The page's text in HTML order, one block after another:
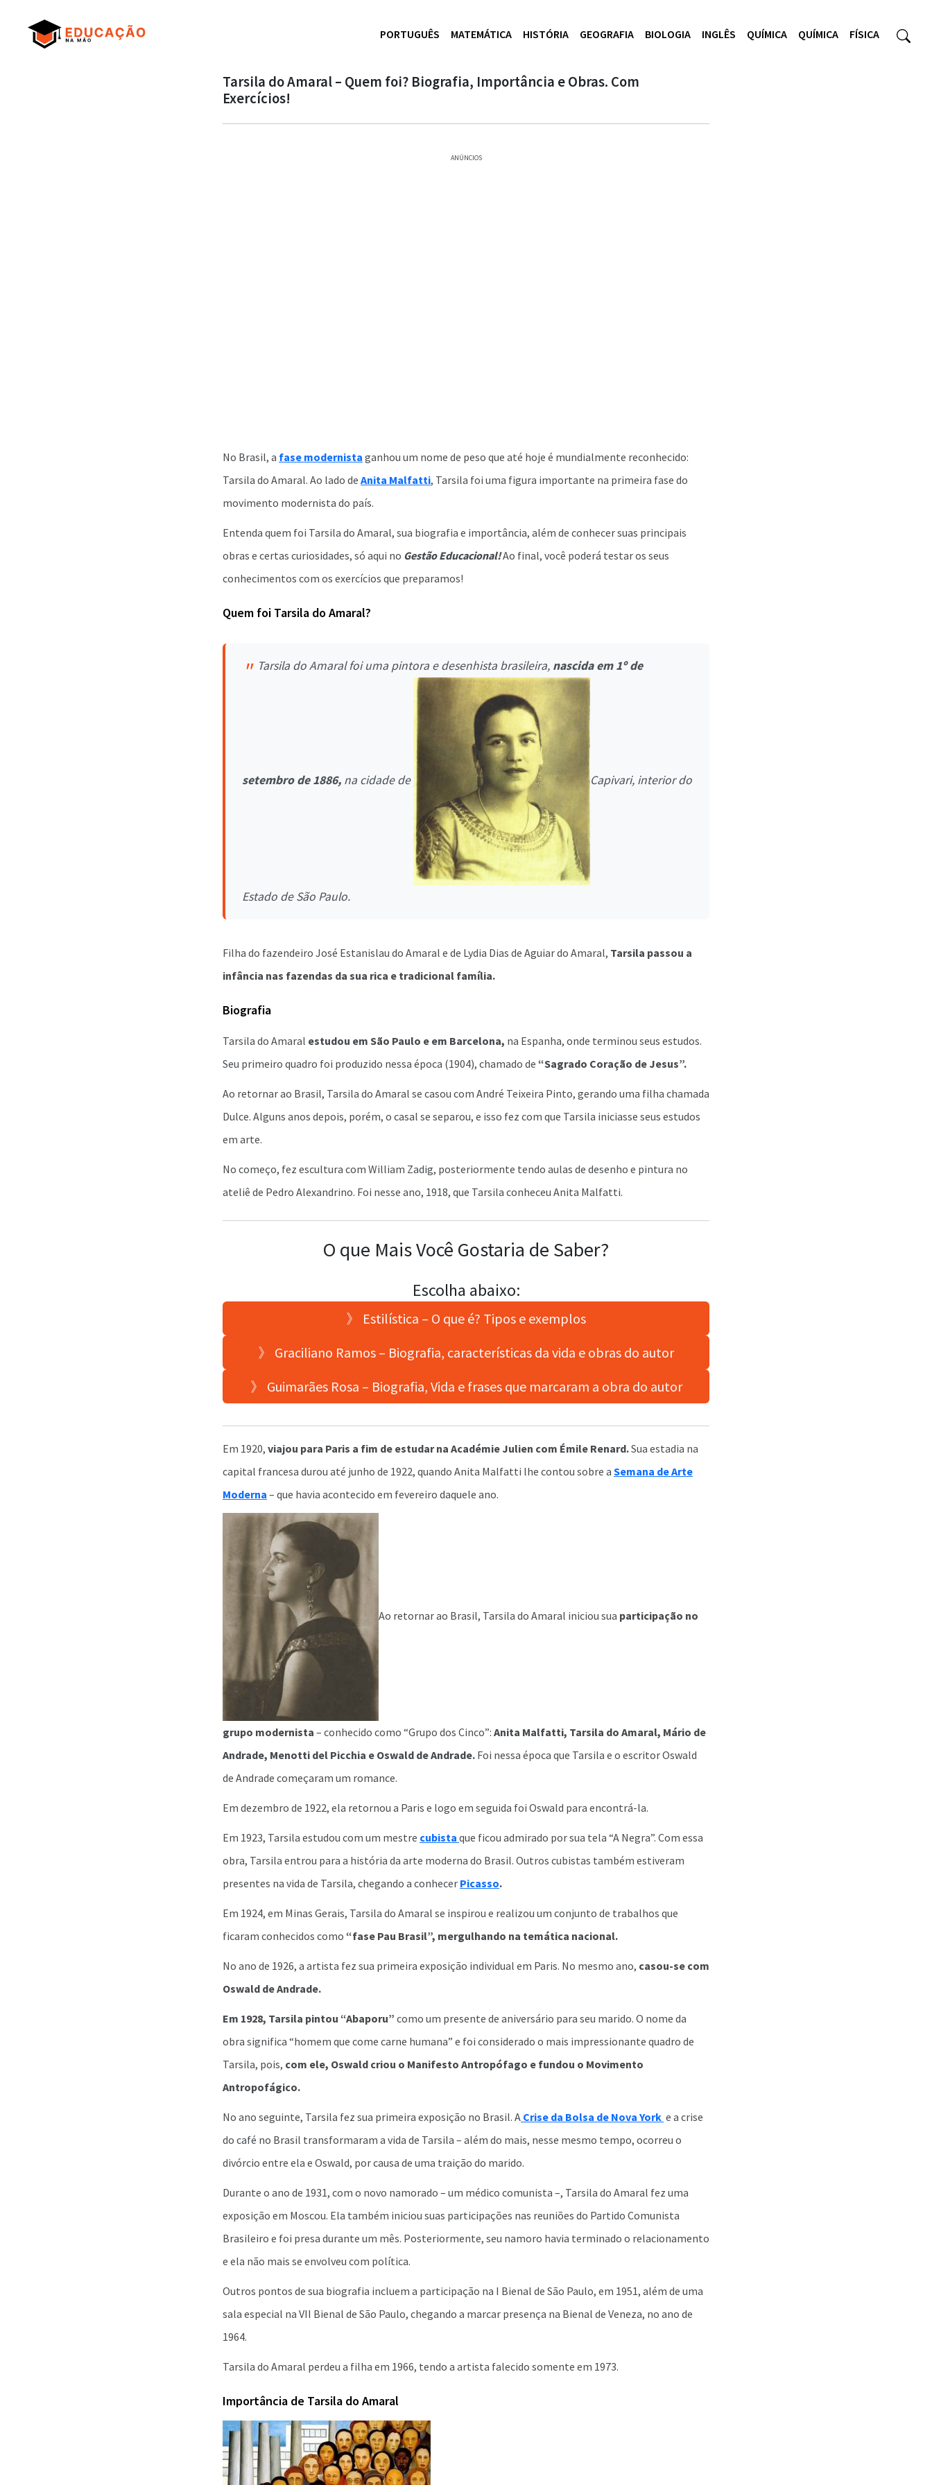
PORTUGUÊS MATEMÁTICA HISTÓRIA GEOGRAFIA BIOLOGIA INGLÊS QUÍMICA QUÍMICA FÍSICA
Tarsila do Amaral – Quem foi? Biografia, Importância e Obras. Com
Exercícios!
ANÚNCIOS
No Brasil, a fase modernista ganhou um nome de peso que até hoje é mundialmente reconhecido:
Tarsila do Amaral. Ao lado de Anita Malfatti, Tarsila foi uma figura importante na primeira fase do
movimento modernista do país.
Entenda quem foi Tarsila do Amaral, sua biografia e importância, além de conhecer suas principais
obras e certas curiosidades, só aqui no Gestão Educacional!Ao final, você poderá testar os seus
conhecimentos com os exercícios que preparamos!
Quem foi Tarsila do Amaral?
Tarsila do Amaral foi uma pintora e desenhista brasileira, nascida em 1º de
setembro de 1886, na cidade de Capivari, interior do
Estado de São Paulo.
Filha do fazendeiro José Estanislau do Amaral e de Lydia Dias de Aguiar do Amaral, Tarsila passou a
infância nas fazendas da sua rica e tradicional família.
Biografia
Tarsila do Amaral estudou em São Paulo e em Barcelona, na Espanha, onde terminou seus estudos.
Seu primeiro quadro foi produzido nessa época (1904), chamado de “Sagrado Coração de Jesus”.
Ao retornar ao Brasil, Tarsila do Amaral se casou com André Teixeira Pinto, gerando uma filha chamada
Dulce. Alguns anos depois, porém, o casal se separou, e isso fez com que Tarsila iniciasse seus estudos
em arte.
No começo, fez escultura com William Zadig, posteriormente tendo aulas de desenho e pintura no
ateliê de Pedro Alexandrino. Foi nesse ano, 1918, que Tarsila conheceu Anita Malfatti.
O que Mais Você Gostaria de Saber?
Escolha abaixo:
》 Estilística – O que é? Tipos e exemplos
》 Graciliano Ramos – Biografia, características da vida e obras do autor
》 Guimarães Rosa – Biografia, Vida e frases que marcaram a obra do autor
Em 1920, viajou para Paris a fim de estudar na Académie Julien com Émile Renard.Sua estadia na
capital francesa durou até junho de 1922, quando Anita Malfatti lhe contou sobre a Semana de Arte
Moderna – que havia acontecido em fevereiro daquele ano.
Ao retornar ao Brasil, Tarsila do Amaral iniciou sua participação no
grupo modernista – conhecido como “Grupo dos Cinco”: Anita Malfatti, Tarsila do Amaral, Mário de
Andrade, Menotti del Picchia e Oswald de Andrade. Foi nessa época que Tarsila e o escritor Oswald
de Andrade começaram um romance.
Em dezembro de 1922, ela retornou a Paris e logo em seguida foi Oswald para encontrá-la.
Em 1923, Tarsila estudou com um mestre cubista que ficou admirado por sua tela “A Negra”. Com essa
obra, Tarsila entrou para a história da arte moderna do Brasil. Outros cubistas também estiveram
presentes na vida de Tarsila, chegando a conhecer Picasso.
Em 1924, em Minas Gerais, Tarsila do Amaral se inspirou e realizou um conjunto de trabalhos que
ficaram conhecidos como “fase Pau Brasil”, mergulhando na temática nacional.
No ano de 1926, a artista fez sua primeira exposição individual em Paris. No mesmo ano, casou-se com
Oswald de Andrade.
Em 1928, Tarsila pintou “Abaporu” como um presente de aniversário para seu marido. O nome da
obra significa “homem que come carne humana” e foi considerado o mais impressionante quadro de
Tarsila, pois, com ele, Oswald criou o Manifesto Antropófago e fundou o Movimento
Antropofágico.
No ano seguinte, Tarsila fez sua primeira exposição no Brasil. A Crise da Bolsa de Nova York e a crise
do café no Brasil transformaram a vida de Tarsila – além do mais, nesse mesmo tempo, ocorreu o
divórcio entre ela e Oswald, por causa de uma traição do marido.
Durante o ano de 1931, com o novo namorado – um médico comunista –, Tarsila do Amaral fez uma
exposição em Moscou. Ela também iniciou suas participações nas reuniões do Partido Comunista
Brasileiro e foi presa durante um mês. Posteriormente, seu namoro havia terminado o relacionamento
e ela não mais se envolveu com política.
Outros pontos de sua biografia incluem a participação na I Bienal de São Paulo, em 1951, além de uma
sala especial na VII Bienal de São Paulo, chegando a marcar presença na Bienal de Veneza, no ano de
1964.
Tarsila do Amaral perdeu a filha em 1966, tendo a artista falecido somente em 1973.
Importância de Tarsila do Amaral